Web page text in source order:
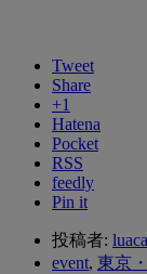
Tweet
Share
+1
Hatena
Pocket
RSS
feedly
Pin it
投稿者:
event, 東京